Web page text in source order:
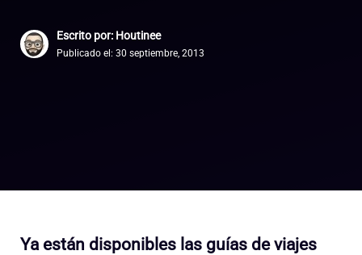
Escrito por: Houtinee
Publicado el: 30 septiembre, 2013
Ya están disponibles las guías de viajes